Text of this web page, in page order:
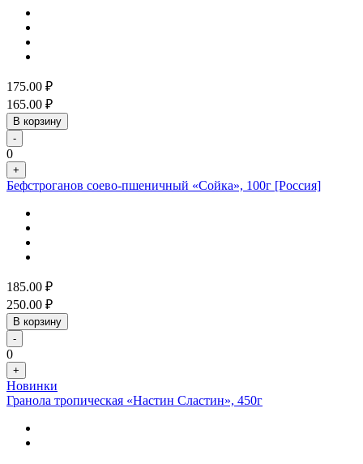
175.00 ₽
165.00 ₽
В корзину
-
0
+
Бефстроганов соево-пшеничный «Сойка», 100г [Россия]
185.00 ₽
250.00 ₽
В корзину
-
0
+
Новинки
Гранола тропическая «Настин Сластин», 450г